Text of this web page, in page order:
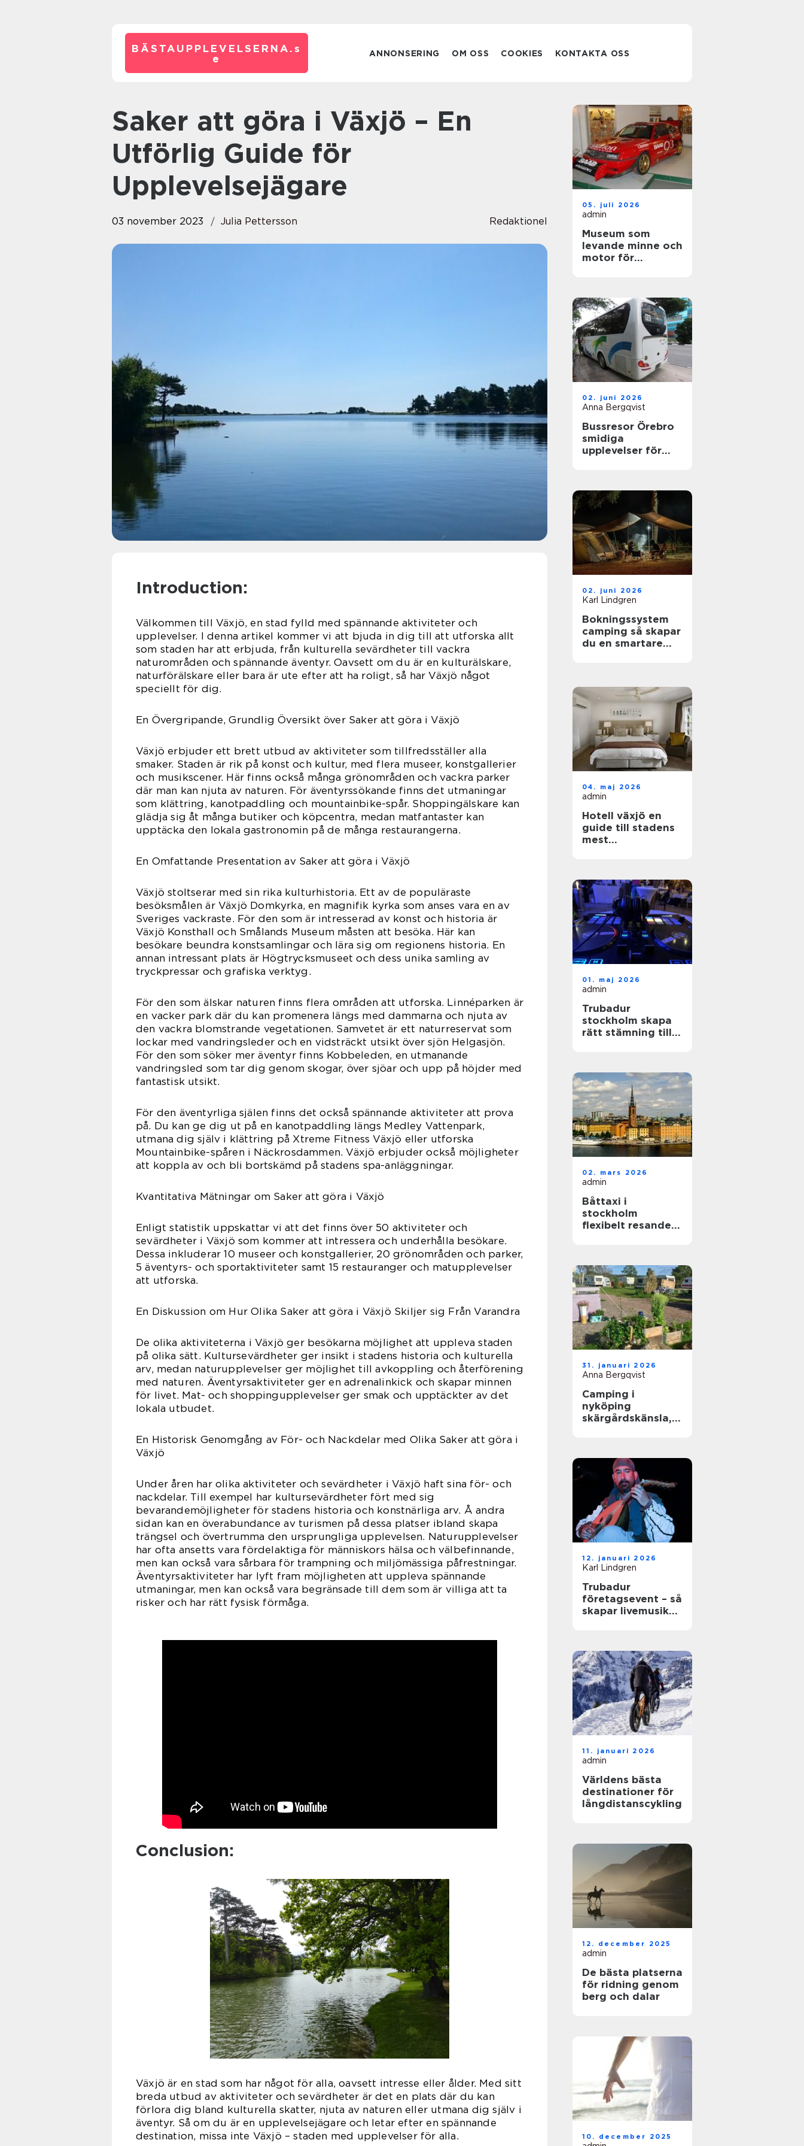
BÄSTAUPPLEVELSERNA. s
e
ANNONSERING OM OSS COOKIES KONTAKTA OSS
Saker att göra i Växjö – En
Utförlig Guide för
Upplevelsejägare
03 november 2023 Julia Pettersson Redaktionel
Introduction:
Välkommen till Växjö, en stad fylld med spännande aktiviteter och
upplevelser. I denna artikel kommer vi att bjuda in dig till att utforska allt
som staden har att erbjuda, från kulturella sevärdheter till vackra
naturområden och spännande äventyr. Oavsett om du är en kulturälskare,
naturförälskare eller bara är ute efter att ha roligt, så har Växjö något
speciellt för dig.
En Övergripande, Grundlig Översikt över Saker att göra i Växjö
Växjö erbjuder ett brett utbud av aktiviteter som tillfredsställer alla
smaker. Staden är rik på konst och kultur, med flera museer, konstgallerier
och musikscener. Här finns också många grönområden och vackra parker
där man kan njuta av naturen. För äventyrssökande finns det utmaningar
som klättring, kanotpaddling och mountainbike-spår. Shoppingälskare kan
glädja sig åt många butiker och köpcentra, medan matfantaster kan
upptäcka den lokala gastronomin på de många restaurangerna.
En Omfattande Presentation av Saker att göra i Växjö
Växjö stoltserar med sin rika kulturhistoria. Ett av de populäraste
besöksmålen är Växjö Domkyrka, en magnifik kyrka som anses vara en av
Sveriges vackraste. För den som är intresserad av konst och historia är
Växjö Konsthall och Smålands Museum måsten att besöka. Här kan
besökare beundra konstsamlingar och lära sig om regionens historia. En
annan intressant plats är Högtrycksmuseet och dess unika samling av
tryckpressar och grafiska verktyg.
För den som älskar naturen finns flera områden att utforska. Linnéparken är
en vacker park där du kan promenera längs med dammarna och njuta av
den vackra blomstrande vegetationen. Samvetet är ett naturreservat som
lockar med vandringsleder och en vidsträckt utsikt över sjön Helgasjön.
För den som söker mer äventyr finns Kobbeleden, en utmanande
vandringsled som tar dig genom skogar, över sjöar och upp på höjder med
fantastisk utsikt.
För den äventyrliga själen finns det också spännande aktiviteter att prova
på. Du kan ge dig ut på en kanotpaddling längs Medley Vattenpark,
utmana dig själv i klättring på Xtreme Fitness Växjö eller utforska
Mountainbike-spåren i Näckrosdammen. Växjö erbjuder också möjligheter
att koppla av och bli bortskämd på stadens spa-anläggningar.
Kvantitativa Mätningar om Saker att göra i Växjö
Enligt statistik uppskattar vi att det finns över 50 aktiviteter och
sevärdheter i Växjö som kommer att intressera och underhålla besökare.
Dessa inkluderar 10 museer och konstgallerier, 20 grönområden och parker,
5 äventyrs- och sportaktiviteter samt 15 restauranger och matupplevelser
att utforska.
En Diskussion om Hur Olika Saker att göra i Växjö Skiljer sig Från Varandra
De olika aktiviteterna i Växjö ger besökarna möjlighet att uppleva staden
på olika sätt. Kultursevärdheter ger insikt i stadens historia och kulturella
arv, medan naturupplevelser ger möjlighet till avkoppling och återförening
med naturen. Äventyrsaktiviteter ger en adrenalinkick och skapar minnen
för livet. Mat- och shoppingupplevelser ger smak och upptäckter av det
lokala utbudet.
En Historisk Genomgång av För- och Nackdelar med Olika Saker att göra i
Växjö
Under åren har olika aktiviteter och sevärdheter i Växjö haft sina för- och
nackdelar. Till exempel har kultursevärdheter fört med sig
bevarandemöjligheter för stadens historia och konstnärliga arv. Å andra
sidan kan en överabundance av turismen på dessa platser ibland skapa
trängsel och övertrumma den ursprungliga upplevelsen. Naturupplevelser
har ofta ansetts vara fördelaktiga för människors hälsa och välbefinnande,
men kan också vara sårbara för trampning och miljömässiga påfrestningar.
Äventyrsaktiviteter har lyft fram möjligheten att uppleva spännande
utmaningar, men kan också vara begränsade till dem som är villiga att ta
risker och har rätt fysisk förmåga.
Conclusion:
Växjö är en stad som har något för alla, oavsett intresse eller ålder. Med sitt
breda utbud av aktiviteter och sevärdheter är det en plats där du kan
förlora dig bland kulturella skatter, njuta av naturen eller utmana dig själv i
äventyr. Så om du är en upplevelsejägare och letar efter en spännande
destination, missa inte Växjö – staden med upplevelser för alla.
05. juli 2026
admin
Museum som
levande minne och
motor för
02. juni 2026
Anna Bergqvist
Bussresor Örebro
smidiga
upplevelser för
02. juni 2026
Karl Lindgren
Bokningssystem
camping så skapar
du en smartare
04. maj 2026
admin
Hotell växjö en
guide till stadens
mest
01. maj 2026
admin
Trubadur
stockholm skapa
rätt stämning till
02. mars 2026
admin
Båttaxi i
stockholm
flexibelt resande i
31. januari 2026
Anna Bergqvist
Camping i
nyköping
skärgårdskänsla,
12. januari 2026
Karl Lindgren
Trubadur
företagsevent – så
skapar livemusik
11. januari 2026
admin
Världens bästa
destinationer för
långdistanscykling
12. december 2025
admin
De bästa platserna
för ridning genom
berg och dalar
10. december 2025